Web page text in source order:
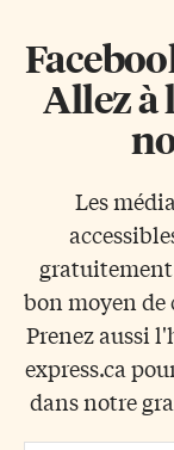
Allez à
Les
bon moyen de
Prenez aussi
express.ca
dans notre